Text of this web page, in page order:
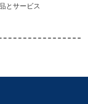
とサービス